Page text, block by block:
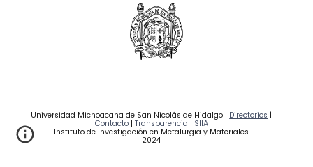
Universidad Michoacana de San Nicolás de Hidalgo | Directorios |
Contacto| Transparencia | SIIA
Instituto de Investigación en Metalurgia y Materiales
2024